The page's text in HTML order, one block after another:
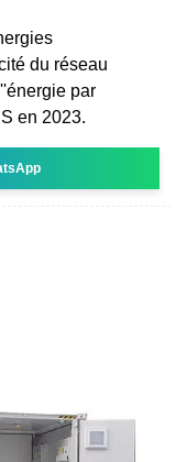
du réseau
par
en 2023.